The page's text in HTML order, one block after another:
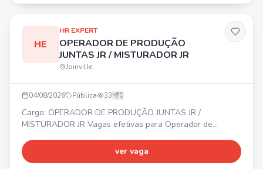
HE
HR EXPERT
OPERADOR DE PRODUÇÃO
JUNTAS JR / MISTURADOR JR
Joinville
04/08/2026 Pública 33 0
Cargo: OPERADOR DE PRODUÇÃO JUNTAS JR /
MISTURADOR JR Vagas efetivas para Operador de
Aventureiro – Joinville. ✔ Não é necessário ter
experiência. ✔ Ensino fundamental completo. Início
ver vaga